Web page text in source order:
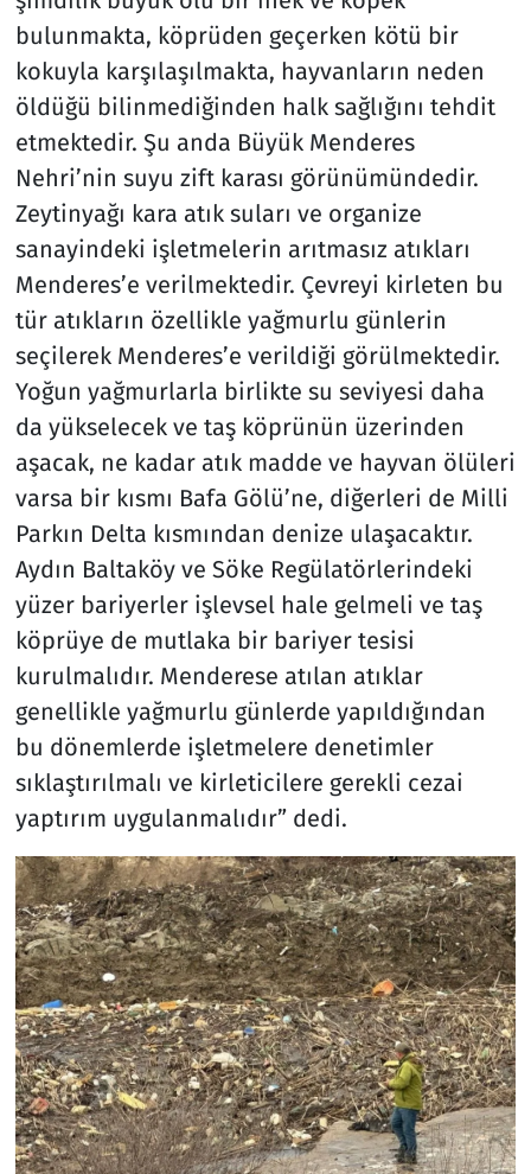
bulunmakta, köprüden geçerken kötü bir
kokuyla karşılaşılmakta, hayvanların neden
öldüğü bilinmediğinden halk sağlığını tehdit
etmektedir. Şu anda Büyük Menderes
Nehri’nin suyu zift karası görünümündedir.
Zeytinyağı kara atık suları ve organize
sanayindeki işletmelerin arıtmasız atıkları
Menderes’e verilmektedir. Çevreyi kirleten bu
tür atıkların özellikle yağmurlu günlerin
seçilerek Menderes’e verildiği görülmektedir.
Yoğun yağmurlarla birlikte su seviyesi daha
da yükselecek ve taş köprünün üzerinden
aşacak, ne kadar atık madde ve hayvan ölüleri
varsa bir kısmı Bafa Gölü’ne, diğerleri de Milli
Parkın Delta kısmından denize ulaşacaktır.
Aydın Baltaköy ve Söke Regülatörlerindeki
yüzer bariyerler işlevsel hale gelmeli ve taş
köprüye de mutlaka bir bariyer tesisi
kurulmalıdır. Menderese atılan atıklar
genellikle yağmurlu günlerde yapıldığından
bu dönemlerde işletmelere denetimler
sıklaştırılmalı ve kirleticilere gerekli cezai
yaptırım uygulanmalıdır” dedi.